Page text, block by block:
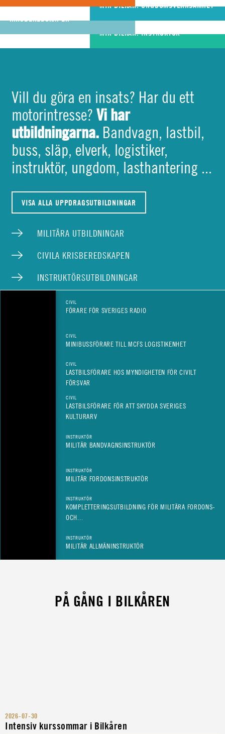
MIN BILKÅR: UNGDOMSVERKSAMHET
MIN BILKÅR: CIVILA
KRISBEREDSKAPEN
riktigt bra
bandvagnsförare
MIN BILKÅR: INSTRUKTÖR
Vill du göra en insats? Har du ett
motorintresse? Vi har
utbildningarna. Bandvagn, lastbil,
buss, släp, elverk, logistiker,
instruktör, ungdom, lasthantering ...
VISA ALLA UPPDRAGSUTBILDNINGAR
MILITÄRA UTBILDNINGAR
CIVILA KRISBEREDSKAPEN
INSTRUKTÖRSUTBILDNINGAR
CIVIL
FÖRARE FÖR SVERIGES RADIO
CIVIL
MINIBUSSFÖRARE TILL MCFS LOGISTIKENHET
CIVIL
LASTBILSFÖRARE HOS MYNDIGHETEN FÖR CIVILT
FÖRSVAR
CIVIL
LASTBILSFÖRARE FÖR ATT SKYDDA SVERIGES
KULTURARV
INSTRUKTÖR
MILITÄR BANDVAGNSINSTRUKTÖR
INSTRUKTÖR
MILITÄR FORDONSINSTRUKTÖR
INSTRUKTÖR
KOMPLETTERINGSUTBILDNING FÖR MILITÄRA FORDONS-
OCH...
INSTRUKTÖR
MILITÄR ALLMÄNINSTRUKTÖR
PÅ GÅNG I BILKÅREN
2026-07-30
Intensiv kurssommar i Bilkåren